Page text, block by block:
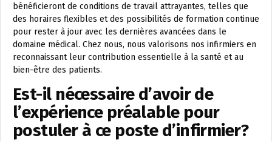
bénéficieront de conditions de travail attrayantes, telles que
des horaires flexibles et des possibilités de formation continue
pour rester à jour avec les dernières avancées dans le
domaine médical. Chez nous, nous valorisons nos infirmiers en
reconnaissant leur contribution essentielle à la santé et au
bien-être des patients.
Est-il nécessaire d’avoir de
l’expérience préalable pour
postuler à ce poste d’infirmier?